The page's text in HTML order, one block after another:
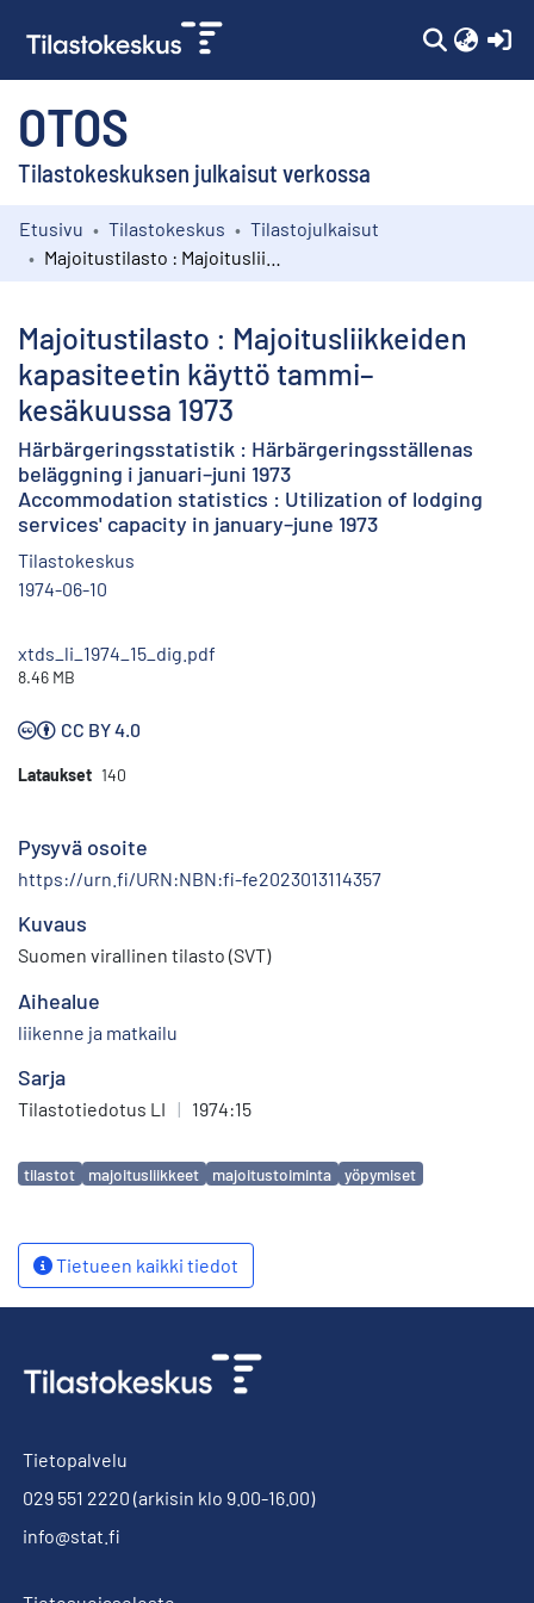
OTOS
Tilastokeskuksen julkaisut verkossa
Kokoelmat
Etusivu Tilastokeskus
Tilastojulkaisut
Majoitustilasto : Majoitusliikkeiden
kapasiteetin käyttö tammi–
kesäkuussa 1973
Härbärgeringsstatistik : Härbärgeringsställenas
beläggning i januari–juni 1973
Accommodation statistics : Utilization of lodging
services' capacity in january–june 1973
Tilastokeskus
1974-06-10
xtds_li_1974_15_dig.pdf
8.46 MB
CC BY 4.0
Lataukset 140
Pysyvä osoite
https://urn.fi/URN:NBN:fi-fe2023013114357
Kuvaus
Suomen virallinen tilasto (SVT)
Aihealue
liikenne ja matkailu
Sarja
Tilastotiedotus LI | 1974:15
Avainsanat
tilastot majoitusliikkeet majoitustoiminta yöpymiset
Tietueen kaikki tiedot
Tietopalvelu
029 551 2220 (arkisin klo 9.00-16.00)
info@stat.fi